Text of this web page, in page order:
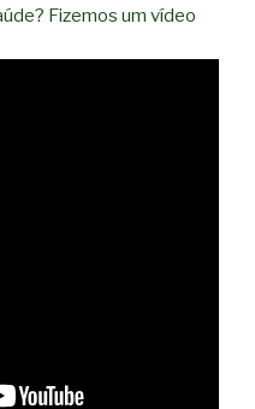
Fizemos um vídeo